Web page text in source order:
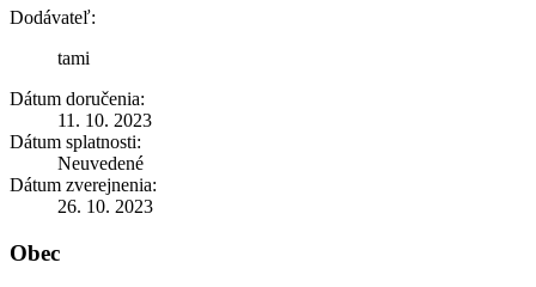
Dodávateľ:
tami
Dátum doručenia:
11. 10. 2023
Dátum splatnosti:
Neuvedené
Dátum zverejnenia:
26. 10. 2023
Obec